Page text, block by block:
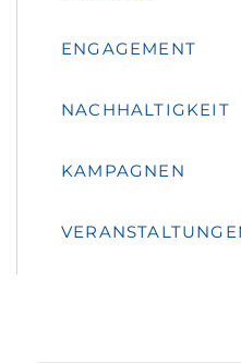
ENGAGEMENT
NACHHALTIGKEIT
KAMPAGNEN